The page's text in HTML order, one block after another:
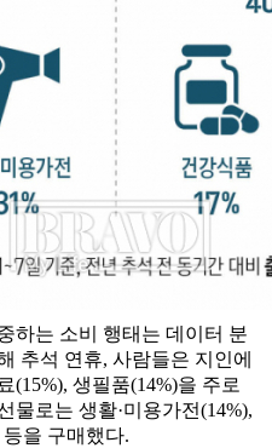
하는 소비 행태는 데이터 분
추석 연휴, 사람들은 지인에
(15%), 생필품(14%)을 주로
물로는 생활·미용가전(14%),
등을 구매했다.